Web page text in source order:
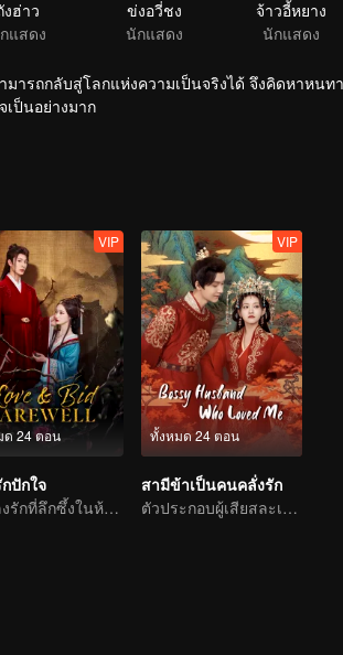
มารถกลับสู่โลกแห่งความเป็นจริงได้ จึงคิดหาหนท
นใจเป็นอย่างมาก
ด 24 ตอน
VIP
ปักใจ
ลุ่มหลงรักที่ลึกซึ้งในห้วงของความรัก
ทั้งหมด 24 ตอน
VIP
สามีข้าเป็นคนคลั่งรัก
ตัวประกอบผู้เสียสละเปลี่ยนชะตากลายเป็นพระชายา